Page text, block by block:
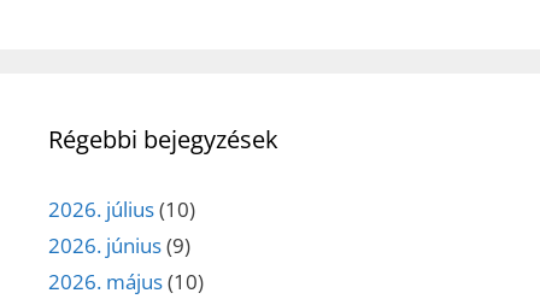
Régebbi bejegyzések
2026. július(10)
2026. június(9)
2026. május(10)